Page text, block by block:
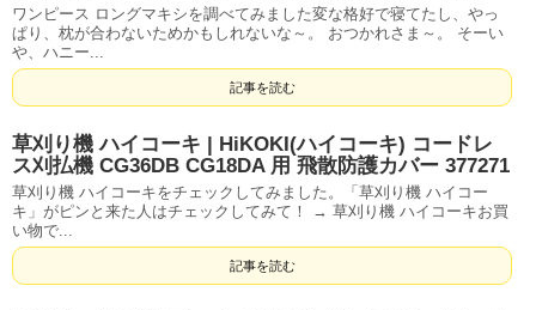
ワンピース ロングマキシを調べてみました変な格好で寝てたし、やっ
ぱり、枕が合わないためかもしれないな～。 おつかれさま～。 そーい
や、ハニー...
記事を読む
草刈り機 ハイコーキ | HiKOKI(ハイコーキ) コードレ
ス刈払機 CG36DB CG18DA 用 飛散防護カバー 377271
草刈り機 ハイコーキをチェックしてみました。「草刈り機 ハイコー
キ」がピンと来た人はチェックしてみて！ → 草刈り機 ハイコーキお買
い物で...
記事を読む